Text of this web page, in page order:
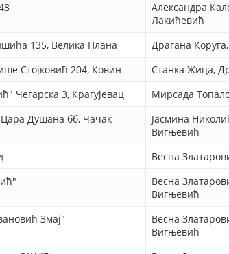
Александра
Лакићевић
135, Велика Плана Драгана
Стојковић 204, Ковин Станка Жица,
Чегарска 3, Крагујевац Мирсада
Душана бб, Чачак
Јасмина
Вигњевић
Весна
Весна
Вигњевић
Змај"
Весна
Вигњевић